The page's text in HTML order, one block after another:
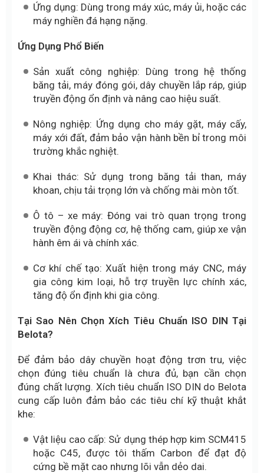
Ứng dụng: Dùng trong máy xúc, máy ủi, hoặc các
máy nghiền đá hạng nặng.
Ứng Dụng Phổ Biến
Sản xuất công nghiệp: Dùng trong hệ thống
băng tải, máy đóng gói, dây chuyền lắp ráp, giúp
truyền động ổn định và nâng cao hiệu suất.
Nông nghiệp: Ứng dụng cho máy gặt, máy cấy,
máy xới đất, đảm bảo vận hành bền bỉ trong môi
trường khắc nghiệt.
Khai thác: Sử dụng trong băng tải than, máy
khoan, chịu tải trọng lớn và chống mài mòn tốt.
Ô tô – xe máy: Đóng vai trò quan trọng trong
truyền động động cơ, hệ thống cam, giúp xe vận
hành êm ái và chính xác.
Cơ khí chế tạo: Xuất hiện trong máy CNC, máy
gia công kim loại, hỗ trợ truyền lực chính xác,
tăng độ ổn định khi gia công.
Tại Sao Nên Chọn Xích Tiêu Chuẩn ISO DIN Tại
Belota?
Để đảm bảo dây chuyền hoạt động trơn tru, việc
chọn đúng tiêu chuẩn là chưa đủ, bạn cần chọn
đúng chất lượng. Xích tiêu chuẩn ISO DIN do Belota
cung cấp luôn đảm bảo các tiêu chí kỹ thuật khắt
khe:
Vật liệu cao cấp: Sử dụng thép hợp kim SCM415
hoặc C45, được tôi thấm Carbon để đạt độ
cứng bề mặt cao nhưng lõi vẫn dẻo dai.